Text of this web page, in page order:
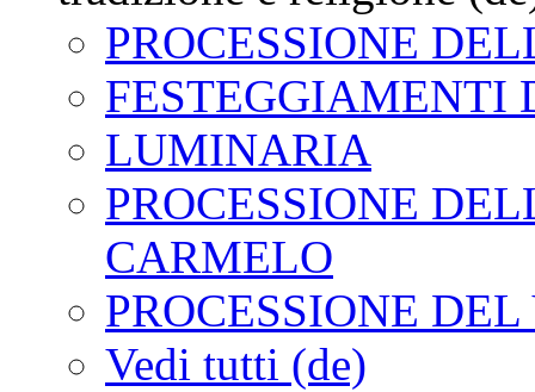
PROCESSIONE
FESTEGGIAMENTI
LUMINARIA
PROCESSIONE
CARMELO
PROCESSIONE
Vedi tutti (de)